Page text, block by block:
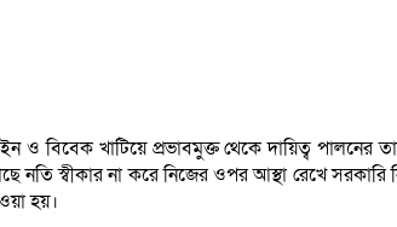
ও বিবেক খাটিয়ে প্রভাবমুক্ত থেকে দায়িত্ব পালনের
নতি স্বীকার না করে নিজের ওপর আস্থা রেখে
হয়।